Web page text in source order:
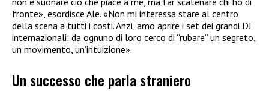
fronte», esordisce Ale. «Non mi interessa stare al centro
della scena a tutti i costi. Anzi, amo aprire i set dei grandi DJ
internazionali: da ognuno di loro cerco di “rubare” un segreto,
un movimento, un’intuizione».
Un successo che parla straniero